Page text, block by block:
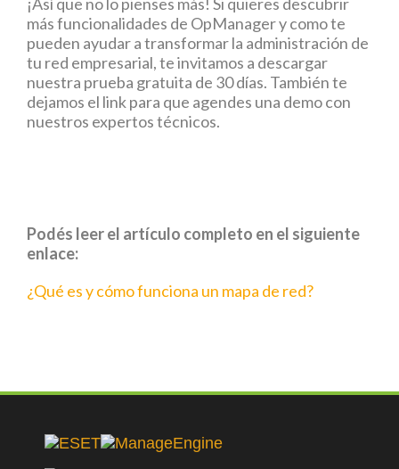
más funcionalidades de OpManager y como te
pueden ayudar a transformar la administración de
tu red empresarial, te invitamos a descargar
nuestra prueba gratuita de 30 días. También te
dejamos el link para que agendes una demo con
nuestros expertos técnicos.
Podés leer el artículo completo en el siguiente
enlace:
¿Qué es y cómo funciona un mapa de red?